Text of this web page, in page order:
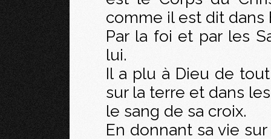
comme il est dit dans
Par la foi et par les
lui.
Il a plu à Dieu de
sur la terre et dans
le sang de sa croix.
En donnant sa vie